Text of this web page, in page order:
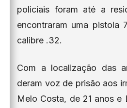
policiais foram até a
encontraram uma pistola
calibre .32.
Com a localização das
deram voz de prisão aos
Melo Costa, de 21 anos e